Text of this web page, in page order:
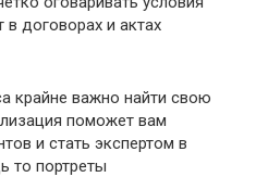
договорах и актах
крайне важно найти свою
поможет вам
и стать экспертом в
то портреты